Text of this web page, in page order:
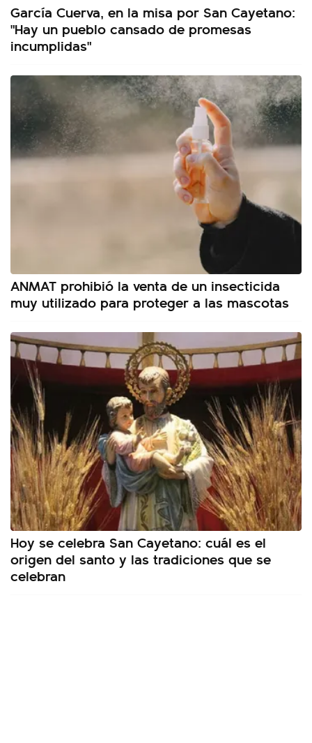
García Cuerva, en la misa por San Cayetano:
"Hay un pueblo cansado de promesas
incumplidas"
ANMAT prohibió la venta de un insecticida
muy utilizado para proteger a las mascotas
Hoy se celebra San Cayetano: cuál es el
origen del santo y las tradiciones que se
celebran